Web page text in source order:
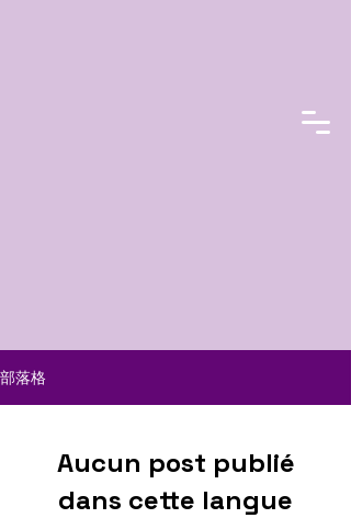
部落格
Aucun post publié
dans cette langue